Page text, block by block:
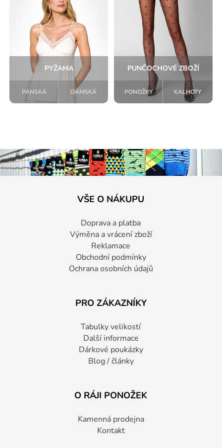
PYŽAMA
PÁNSKÁ DÁMSKÁ
PUNČOCHOVÉ ZBOŽÍ
PONOŽKY KALHOTY
VŠE O NÁKUPU
Doprava a platba
Výměna a vrácení zboží
Reklamace
Obchodní podmínky
Ochrana osobních údajů
PRO ZÁKAZNÍKY
Tabulky velikostí
Další informace
Dárkové poukázky
Blog / články
O RÁJI PONOŽEK
Kamenná prodejna
Kontakt